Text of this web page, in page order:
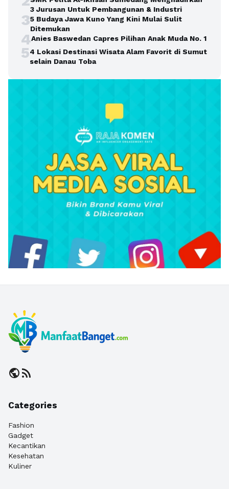
3 Jurusan Untuk Pembangunan & Industri
35 Budaya Jawa Kuno Yang Kini Mulai Sulit
Ditemukan
4Anies Baswedan Capres Pilihan Anak Muda No. 1
54 Lokasi Destinasi Wisata Alam Favorit di Sumut
selain Danau Toba
publicrss_feed
Categories
Fashion
Gadget
Kecantikan
Kesehatan
Kuliner